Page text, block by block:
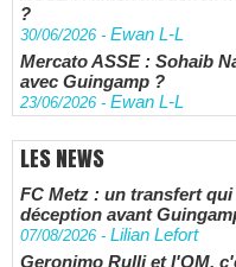
?
30/06/2026 - Ewan L-L
Mercato ASSE : Sohaib
avec Guingamp ?
23/06/2026 - Ewan L-L
LES NEWS
FC Metz : un transfert
déception avant
07/08/2026 - Lilian Lefort
Geronimo Rulli et l'OM,